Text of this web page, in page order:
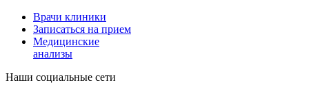
Врачи клиники
Записаться на прием
Медицинские
анализы
Наши социальные сети